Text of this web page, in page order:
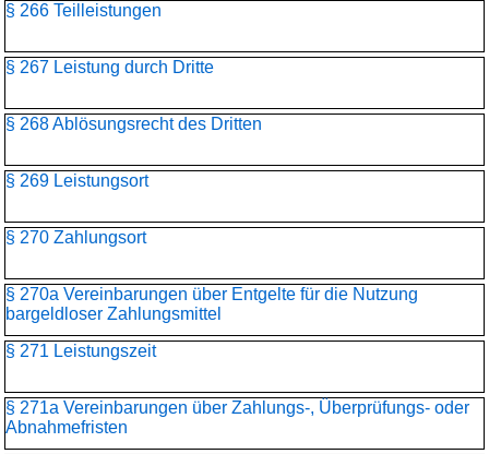
§ 266 Teilleistungen
§ 267 Leistung durch Dritte
§ 268 Ablösungsrecht des Dritten
§ 269 Leistungsort
§ 270 Zahlungsort
§ 270a Vereinbarungen über Entgelte für die Nutzung
bargeldloser Zahlungsmittel
§ 271 Leistungszeit
§ 271a Vereinbarungen über Zahlungs-, Überprüfungs- oder
Abnahmefristen